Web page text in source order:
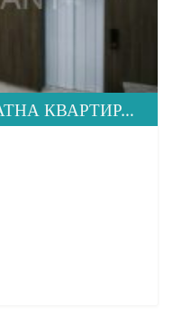
ПРОДАЄТЬСЯ 1,5-КІМНАТНА КВАРТИРА В НОВОБУДОВІ ЖК «ЗАГОРСЬКА»